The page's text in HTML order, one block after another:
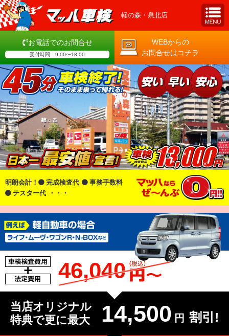
軽の森・泉北店
お電話でのお問合せ
受付時間 9:00〜18:00
WEBからの
お問合せはコチラ
明朗会計！ 完成検査代
事務手数料
テスター代
・・・
46,040
当店オリジナル
特典で更に最大
14,500 円 割引!